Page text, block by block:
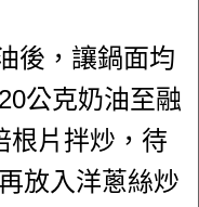
後，讓鍋面均
公克奶油至融
根片拌炒，待
放入洋蔥絲炒